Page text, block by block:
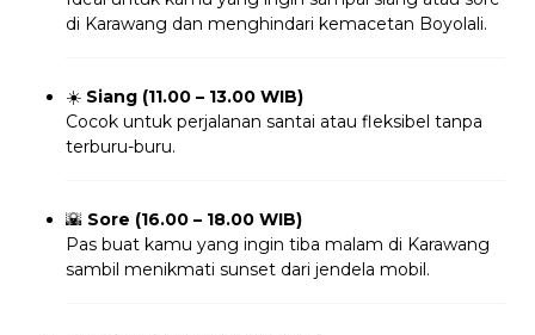
di Karawang dan menghindari kemacetan Boyolali.
☀️ Siang (11.00 – 13.00 WIB)
Cocok untuk perjalanan santai atau fleksibel tanpa
terburu-buru.
🌇 Sore (16.00 – 18.00 WIB)
Pas buat kamu yang ingin tiba malam di Karawang
sambil menikmati sunset dari jendela mobil.